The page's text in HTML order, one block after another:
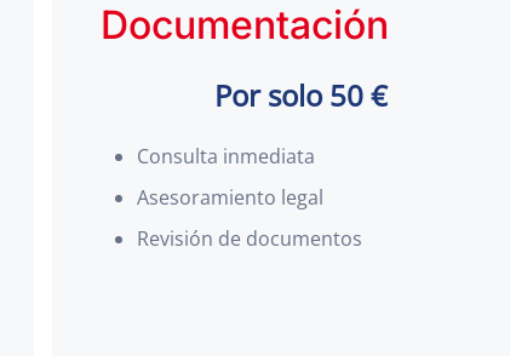
Documentación
Por solo 50 €
Consulta inmediata
Asesoramiento legal
Revisión de documentos